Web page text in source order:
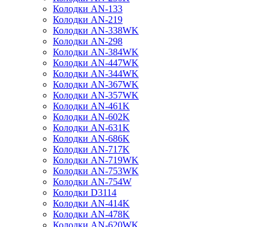
Колодки AN-133
Колодки AN-219
Колодки AN-338WK
Колодки AN-298
Колодки AN-384WK
Колодки AN-447WK
Колодки AN-344WK
Колодки AN-367WK
Колодки AN-357WK
Колодки AN-461K
Колодки AN-602K
Колодки AN-631K
Колодки AN-686K
Колодки AN-717K
Колодки AN-719WK
Колодки AN-753WK
Колодки AN-754W
Колодки D3114
Колодки AN-414K
Колодки AN-478K
Колодки AN-620WK